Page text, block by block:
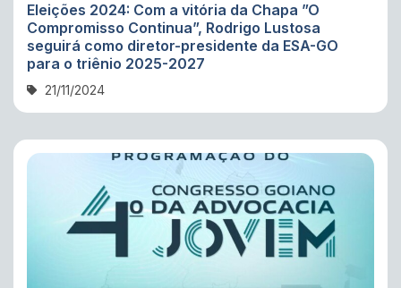
Eleições 2024: Com a vitória da Chapa ”O
Compromisso Continua”, Rodrigo Lustosa
seguirá como diretor-presidente da ESA-GO
para o triênio 2025-2027
21/11/2024